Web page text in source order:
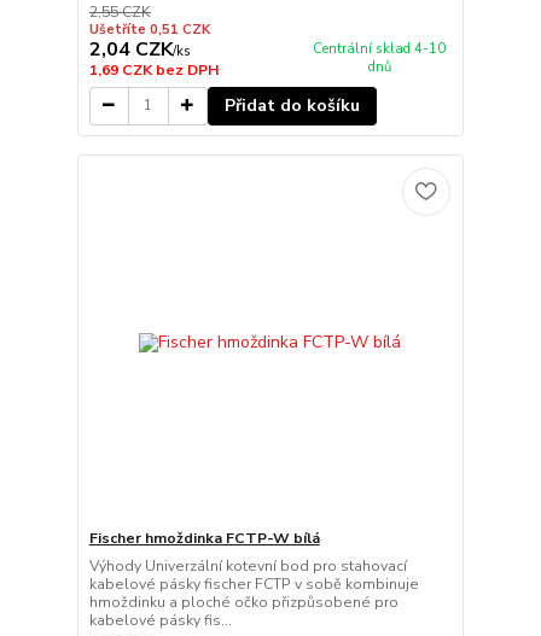
2,55 CZK
Ušetříte 0,51 CZK
2,04 CZK/ks
1,69 CZKbez DPH
Centrální sklad 4-10
dnů
Přidat do košíku
Fischer hmoždinka FCTP-W bílá
Výhody Univerzální kotevní bod pro stahovací
kabelové pásky fischer FCTP v sobě kombinuje
hmoždinku a ploché očko přizpůsobené pro
kabelové pásky fis...